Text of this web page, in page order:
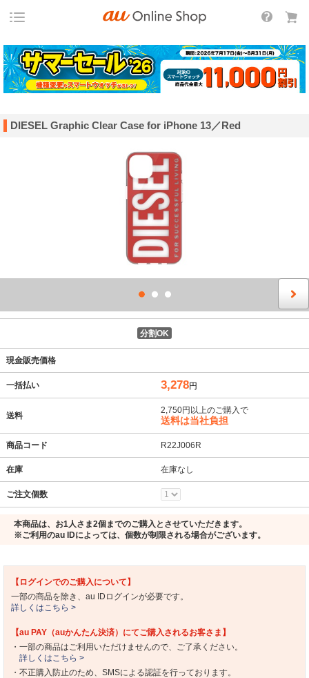
DIESEL Graphic Clear Case for iPhone 13／Red
分割OK
現金販売価格
一括払い 3,278円
送料
2,750円以上のご購入で
送料は当社負担
商品コード R22J006R
在庫 在庫なし
ご注文個数
本商品は、お1人さま2個までのご購入とさせていただきます。
※ご利用のau IDによっては、個数が制限される場合がございます。
【ログインでのご購入について】
一部の商品を除き、au IDログインが必要です。
詳しくはこちら >
【au PAY（auかんたん決済）にてご購入されるお客さま】
・一部の商品はご利用いただけませんので、ご了承ください。
詳しくはこちら >
・不正購入防止のため、SMSによる認証を行っております。